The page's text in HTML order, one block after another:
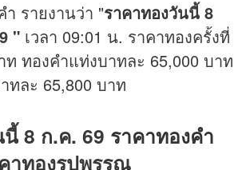
ำ รายงานว่า "ราคาทองวันนี้ 8
" เวลา 09:01 น. ราคาทองครั้งที่
ท ทองคำแท่งบาทละ 65,000 บาท
ละ 65,800 บาท
8 ก.ค. 69 ราคาทองคำ
าทองรูปพรรณ